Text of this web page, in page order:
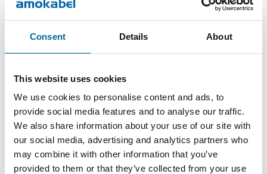
Consent Details About
This website uses cookies
We use cookies to personalise content and ads, to
provide social media features and to analyse our traffic.
We also share information about your use of our site with
our social media, advertising and analytics partners who
may combine it with other information that you’ve
provided to them or that they’ve collected from your use
Navn
Ytre
diameter
Antall
kjerner
Totalvekt DoP
FXQ
4G16
20.1
mm
4
854
kg/km